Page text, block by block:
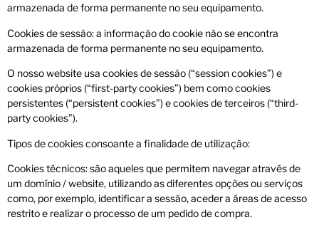
armazenada de forma permanente no seu equipamento.
Cookies de sessão: a informação do cookie não se encontra
armazenada de forma permanente no seu equipamento.
O nosso website usa cookies de sessão (“session cookies”) e
cookies próprios (“first-party cookies”) bem como cookies
persistentes (“persistent cookies”) e cookies de terceiros (“third-
party cookies”).
Tipos de cookies consoante a finalidade de utilização:
Cookies técnicos: são aqueles que permitem navegar através de
um domínio / website, utilizando as diferentes opções ou serviços
como, por exemplo, identificar a sessão, aceder a áreas de acesso
restrito e realizar o processo de um pedido de compra.